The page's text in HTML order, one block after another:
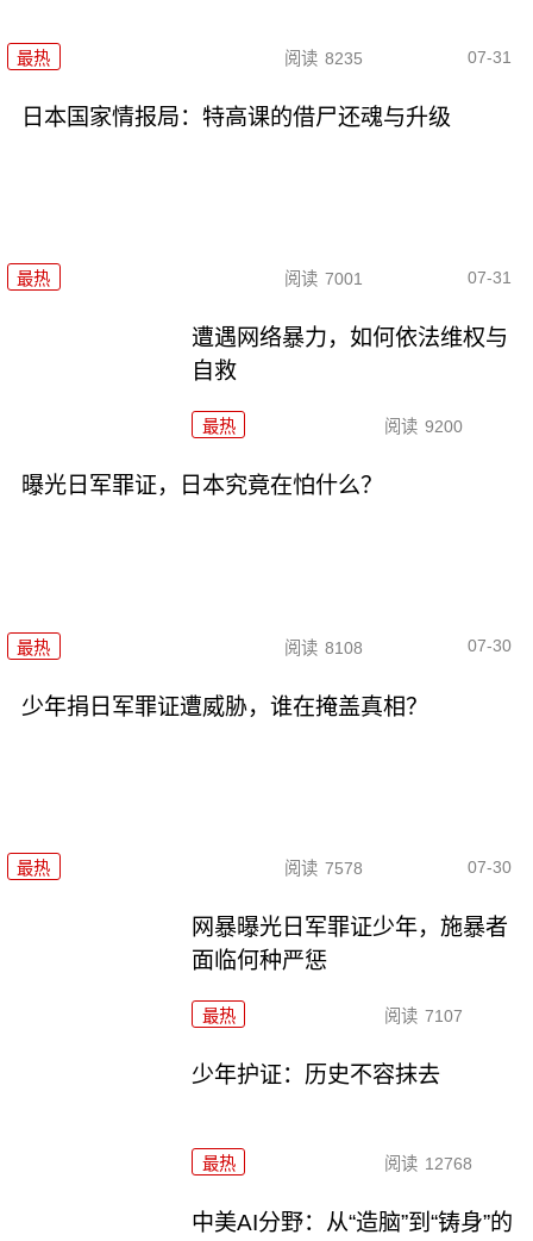
最热 阅读 8235 07-31
日本国家情报局：特高课的借尸还魂与升级
最热 阅读 7001 07-31
遭遇网络暴力，如何依法维权与
自救
最热 阅读 9200
曝光日军罪证，日本究竟在怕什么？
最热 阅读 8108 07-30
少年捐日军罪证遭威胁，谁在掩盖真相？
最热 阅读 7578 07-30
网暴曝光日军罪证少年，施暴者
面临何种严惩
最热 阅读 7107
少年护证：历史不容抹去
最热 阅读 12768
中美AI分野：从“造脑”到“铸身”的